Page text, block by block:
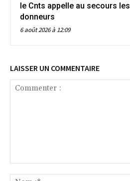
le Cnts appelle au secours les
donneurs
6 août 2026 à 12:09
LAISSER UN COMMENTAIRE